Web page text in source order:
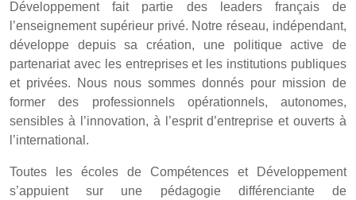
Développement fait partie des leaders français de
l’enseignement supérieur privé. Notre réseau, indépendant,
développe depuis sa création, une politique active de
partenariat avec les entreprises et les institutions publiques
et privées. Nous nous sommes donnés pour mission de
former des professionnels opérationnels, autonomes,
sensibles à l’innovation, à l’esprit d’entreprise et ouverts à
l’international.
Toutes les écoles de Compétences et Développement
s’appuient sur une pédagogie différenciante de